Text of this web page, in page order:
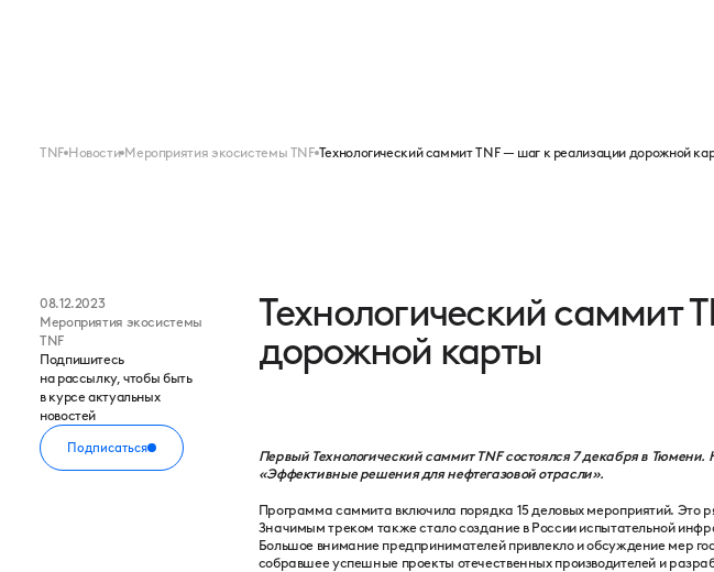
TNF Новости Мероприятия экосистемы TNF Технологический саммит TNF — шаг к реализации дорожной
08.12.2023
Мероприятия экосистемы
TNF
Подпишитесь
на рассылку, чтобы быть
в курсе актуальных
новостей
Подписаться
Технологический саммит
дорожной карты
Первый Технологический саммит TNF состоялся 7 декабря в
«Эффективные решения для нефтегазовой отрасли».
Программа саммита включила порядка 15 деловых мероприятий. Это
Значимым треком также стало создание в России испытательной
Большое внимание предпринимателей привлекло и обсуждение мер
собравшее успешные проекты отечественных производителей и